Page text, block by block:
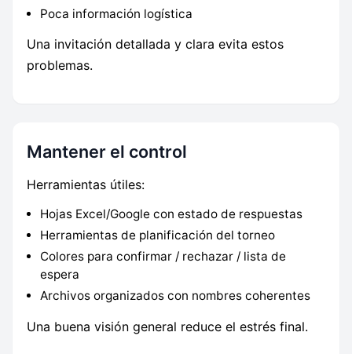
Poca información logística
Una invitación detallada y clara evita estos
problemas.
Mantener el control
Herramientas útiles:
Hojas Excel/Google con estado de respuestas
Herramientas de planificación del torneo
Colores para confirmar / rechazar / lista de
espera
Archivos organizados con nombres coherentes
Una buena visión general reduce el estrés final.